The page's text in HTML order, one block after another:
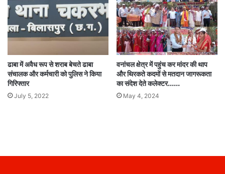
ढाबा में अवैध रूप से शराब बेचते ढाबा
संचालक और कर्मचारी को पुलिस ने किया
गिरिफ्तार
July 5, 2022
वनांचल क्षेत्र में पहुंच कर मांदर की थाप
और थिरकते कदमों से मतदान जागरूकता
का संदेश देते कलेक्टर……
May 4, 2024